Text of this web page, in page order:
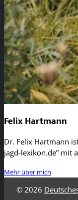
Felix Hartmann
Dr. Felix Hartmann
jagd-lexikon.de” mit
Mehr über mich
© 2026